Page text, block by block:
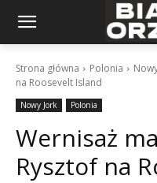
Strona główna Polonia
na Roosevelt Island
Nowy Jork Polonia
Wernisaż
Rysztof na